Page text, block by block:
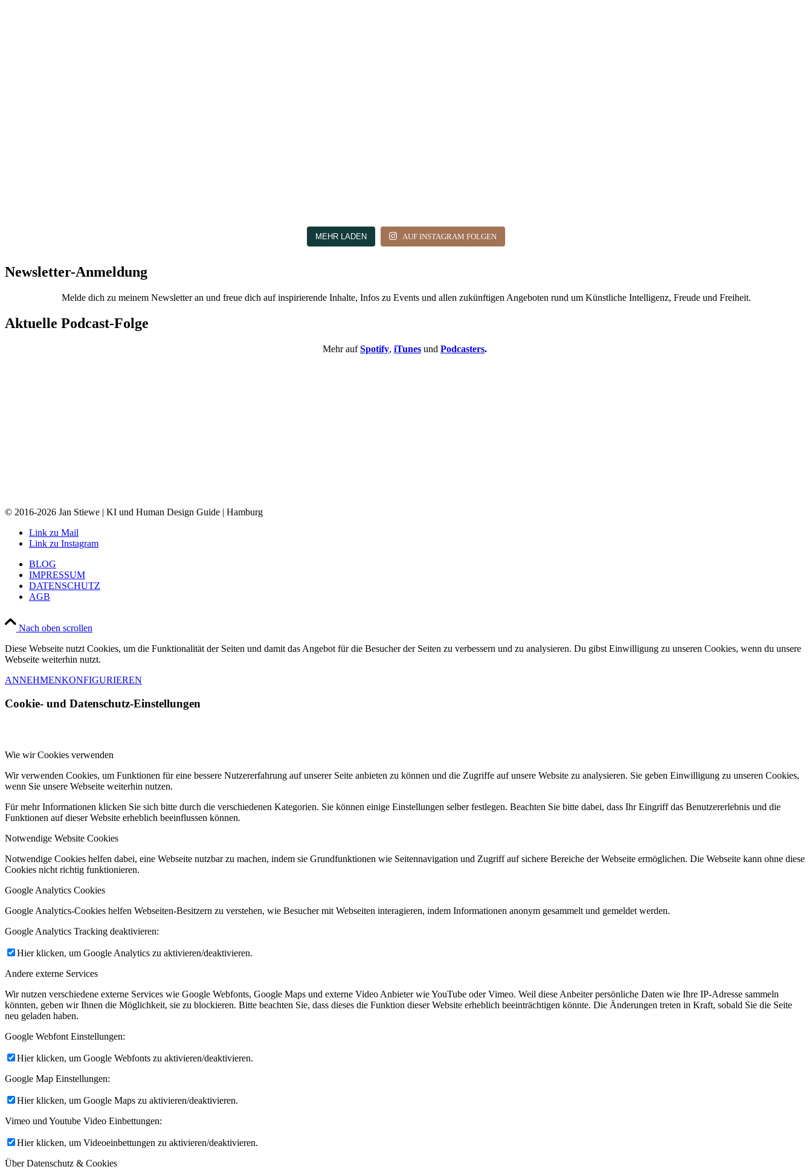
MEHR LADEN AUF INSTAGRAM FOLGEN
Newsletter-Anmeldung
Melde dich zu meinem Newsletter an und freue dich auf inspirierende Inhalte, Infos zu Events und allen zukünftigen Angeboten rund um Künstliche Intelligenz, Freude und Freiheit.
Aktuelle Podcast-Folge
Mehr aufSpotify, iTunes und Podcasters.
© 2016-2026 Jan Stiewe | KI und Human Design Guide | Hamburg
Link zu Mail
Link zu Instagram
BLOG
IMPRESSUM
DATENSCHUTZ
AGB
Nach oben scrollen
Diese Webseite nutzt Cookies, um die Funktionalität der Seiten und damit das Angebot für die Besucher der Seiten zu verbessern und zu analysieren. Du gibst Einwilligung zu unseren Cookies, wenn du unsere
Webseite weiterhin nutzt.
ANNEHMENKONFIGURIEREN
Cookie- und Datenschutz-Einstellungen
Wie wir Cookies verwenden
Wir verwenden Cookies, um Funktionen für eine bessere Nutzererfahrung auf unserer Seite anbieten zu können und die Zugriffe auf unsere Website zu analysieren. Sie geben Einwilligung zu unseren Cookies,
wenn Sie unsere Webseite weiterhin nutzen.
Für mehr Informationen klicken Sie sich bitte durch die verschiedenen Kategorien. Sie können einige Einstellungen selber festlegen. Beachten Sie bitte dabei, dass Ihr Eingriff das Benutzererlebnis und die
Funktionen auf dieser Website erheblich beeinflussen können.
Notwendige Website Cookies
Notwendige Cookies helfen dabei, eine Webseite nutzbar zu machen, indem sie Grundfunktionen wie Seitennavigation und Zugriff auf sichere Bereiche der Webseite ermöglichen. Die Webseite kann ohne diese
Cookies nicht richtig funktionieren.
Google Analytics Cookies
Google Analytics-Cookies helfen Webseiten-Besitzern zu verstehen, wie Besucher mit Webseiten interagieren, indem Informationen anonym gesammelt und gemeldet werden.
Google Analytics Tracking deaktivieren:
Hier klicken, um Google Analytics zu aktivieren/deaktivieren.
Andere externe Services
Wir nutzen verschiedene externe Services wie Google Webfonts, Google Maps und externe Video Anbieter wie YouTube oder Vimeo. Weil diese Anbeiter persönliche Daten wie Ihre IP-Adresse sammeln
könnten, geben wir Ihnen die Möglichkeit, sie zu blockieren. Bitte beachten Sie, dass dieses die Funktion dieser Website erheblich beeinträchtigen könnte. Die Änderungen treten in Kraft, sobald Sie die Seite
neu geladen haben.
Google Webfont Einstellungen:
Hier klicken, um Google Webfonts zu aktivieren/deaktivieren.
Google Map Einstellungen:
Hier klicken, um Google Maps zu aktivieren/deaktivieren.
Vimeo und Youtube Video Einbettungen:
Hier klicken, um Videoeinbettungen zu aktivieren/deaktivieren.
Über Datenschutz & Cookies